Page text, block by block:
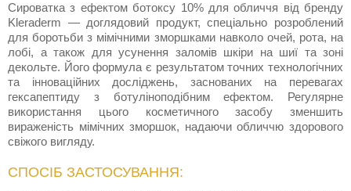
Сироватка з ефектом ботоксу 10% для обличчя від бренду
Kleraderm — доглядовий продукт, спеціально розроблений
для боротьби з мімічними зморшками навколо очей, рота, на
лобі, а також для усунення заломів шкіри на шиї та зоні
декольте. Його формула є результатом точних технологічних
та інноваційних досліджень, заснованих на перевагах
гексапептиду з ботуліноподібним ефектом. Регулярне
використання цього косметичного засобу зменшить
вираженість мімічних зморшок, надаючи обличчю здорового
свіжого вигляду.
СПОСІБ ЗАСТОСУВАННЯ: